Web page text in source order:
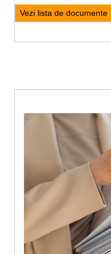
Vezi lista de documente